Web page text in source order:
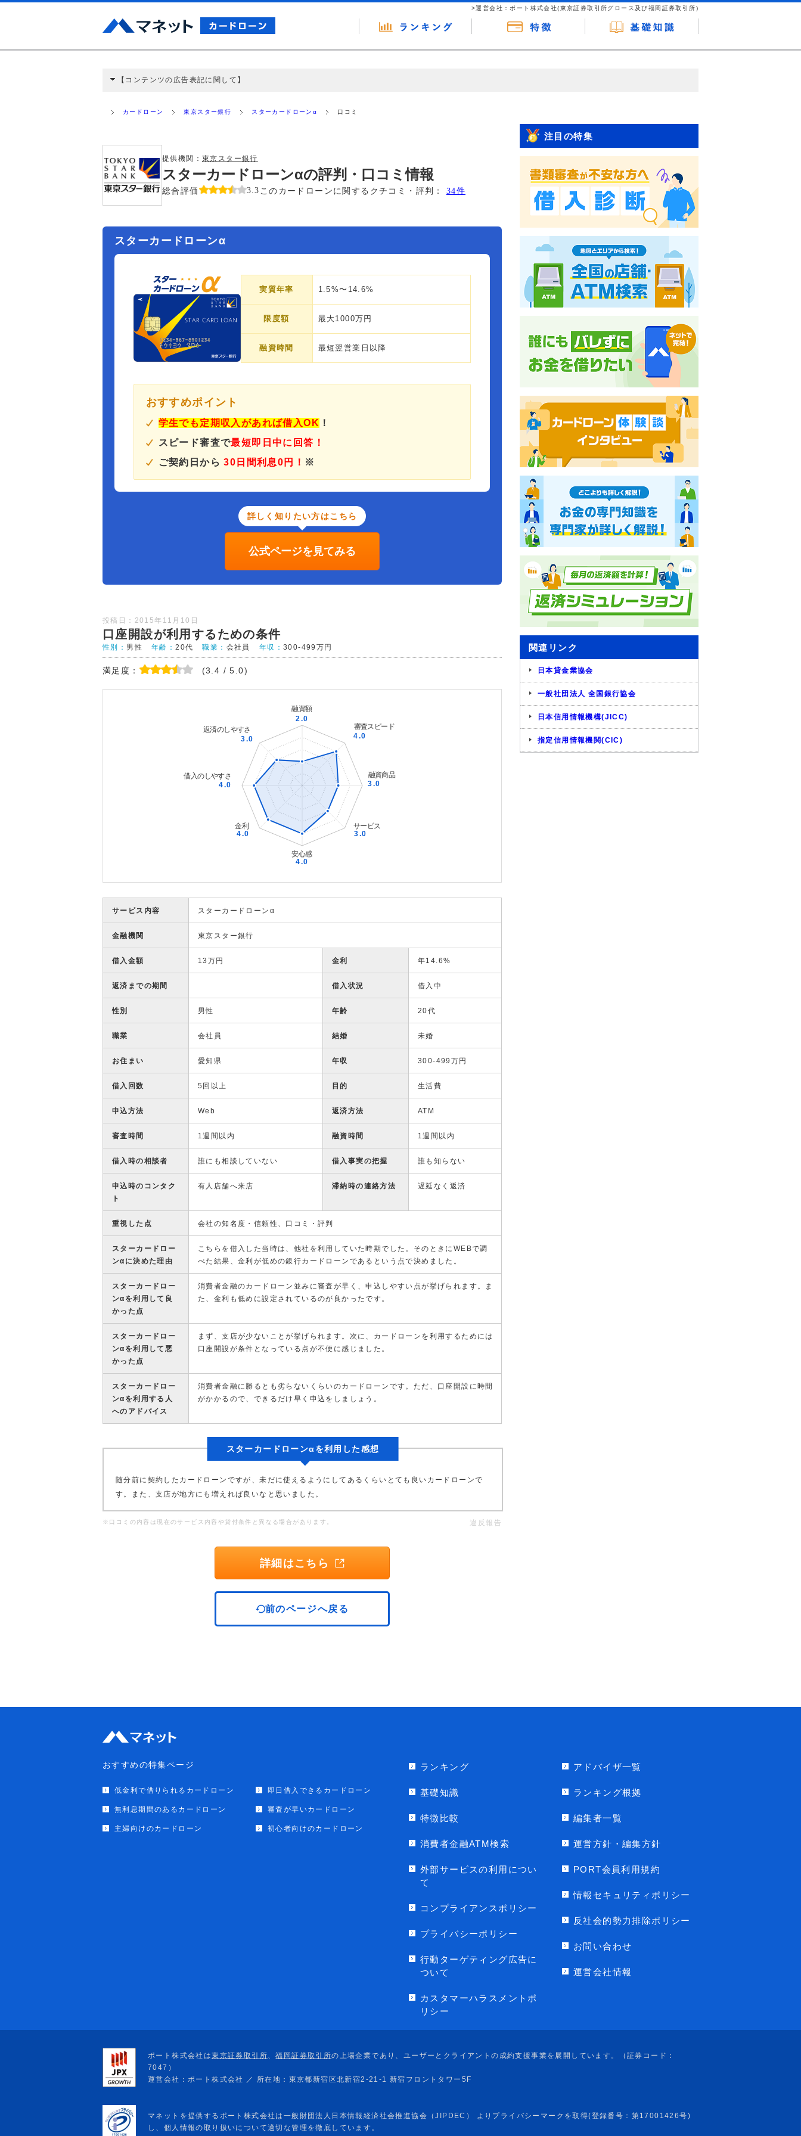
>運営会社：ポート株式会社(東京証券取引所グロース及び福岡証券取引所)
【コンテンツの広告表記に関して】
ミ収集などに基づき、公平性を担保した情報提供を行っています。
カードローン 東京スター銀行 スターカードローンα 口コミ
提供機関： 東京スター銀行
スターカードローンαの評判・口コミ情報
総合評価 3.3 このカードローンに関するクチコミ・評判： 34件
スターカードローンα
実質年率 1.5%〜14.6%
限度額 最大1000万円
融資時間 最短翌営業日以降
おすすめポイント
学生でも定期収入があれば借入OK ！
スピード審査で最短即日中に回答！
ご契約日から 30日間利息0円！ ※
詳しく知りたい方はこちら
公式ページを見てみる
投稿日：2015年11月10日
口座開設が利用するための条件
性別： 男性 年齢：20代 職業： 会社員 年収：300-499万円
満足度： (3.4 / 5.0)
サービス内容 スターカードローンα
金融機関 東京スター銀行
借入金額 13万円 金利 年14.6%
返済までの期間 借入状況 借入中
性別 男性 年齢 20代
職業 会社員 結婚 未婚
お住まい 愛知県 年収 300-499万円
借入回数 5回以上 目的 生活費
申込方法 Web 返済方法 ATM
審査時間 1週間以内 融資時間 1週間以内
借入時の相談者 誰にも相談していない 借入事実の把握 誰も知らない
申込時のコンタク
ト
有人店舗へ来店 滞納時の連絡方法 遅延なく返済
重視した点 会社の知名度・信頼性、口コミ・評判
スターカードロー
ンαに決めた理由
こちらを借入した当時は、他社を利用していた時期でした。そのときにWEBで調
べた結果、金利が低めの銀行カードローンであるという点で決めました。
スターカードロー
ンαを利用して良
かった点
消費者金融のカードローン並みに審査が早く、申込しやすい点が挙げられます。ま
た、金利も低めに設定されているのが良かったです。
スターカードロー
ンαを利用して悪
かった点
まず、支店が少ないことが挙げられます。次に、カードローンを利用するためには
口座開設が条件となっている点が不便に感じました。
スターカードロー
ンαを利用する人
へのアドバイス
消費者金融に勝るとも劣らないくらいのカードローンです。ただ、口座開設に時間
がかかるので、できるだけ早く申込をしましょう。
スターカードローンαを利用した感想
随分前に契約したカードローンですが、未だに使えるようにしてあるくらいとても良いカードローンで
す。また、支店が地方にも増えれば良いなと思いました。
※口コミの内容は現在のサービス内容や貸付条件と異なる場合があります。 違反報告
詳細はこちら
前のページへ戻る
注目の特集
関連リンク
日本貸金業協会
一般社団法人 全国銀行協会
日本信用情報機構(JICC)
指定信用情報機関(CIC)
おすすめの特集ページ
低金利で借りられるカードローン 即日借入できるカードローン
無利息期間のあるカードローン 審査が早いカードローン
主婦向けのカードローン 初心者向けのカードローン
ランキング
基礎知識
特徴比較
消費者金融ATM検索
外部サービスの利用につい
て
コンプライアンスポリシー
プライバシーポリシー
行動ターゲティング広告に
ついて
カスタマーハラスメントポ
リシー
アドバイザ一覧
ランキング根拠
編集者一覧
運営方針・編集方針
PORT会員利用規約
情報セキュリティポリシー
反社会的勢力排除ポリシー
お問い合わせ
運営会社情報